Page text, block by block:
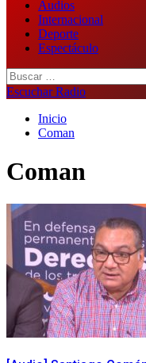
Audios
Internacional
Deporte
Espectáculo
Buscar:
Escuchar Radio
Inicio
Coman
Coman